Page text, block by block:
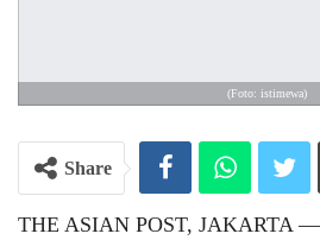
(Foto: istimewa)
Share
THE ASIAN POST, JAKARTA ―